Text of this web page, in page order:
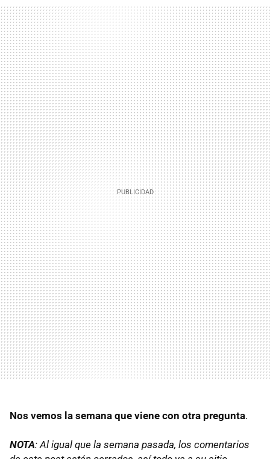
Nos vemos la semana que viene con otra pregunta.
NOTA: Al igual que la semana pasada, los comentarios